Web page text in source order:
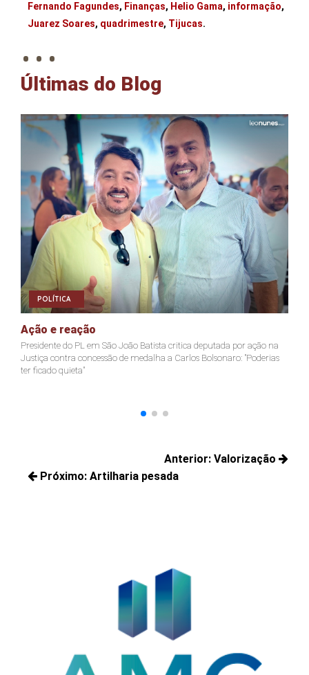
Fernando Fagundes, Finanças, Helio Gama, informação,
Juarez Soares, quadrimestre, Tijucas.
. . .
Últimas do Blog
POLÍTICA
Ação e reação
Presidente do PL em São João Batista critica deputada por ação na
Justiça contra concessão de medalha a Carlos Bolsonaro: "Poderias
ter ficado quieta"
de
Anterior: Valorização
Próximo: Artilharia pesada